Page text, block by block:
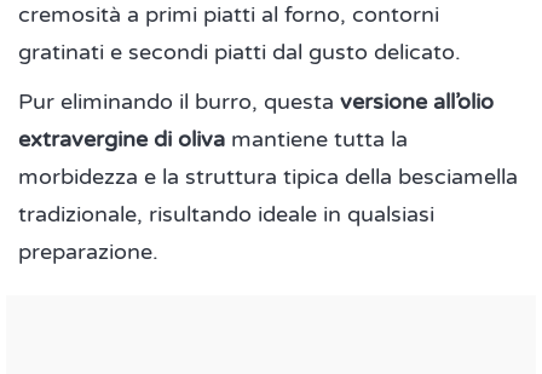
cremosità a primi piatti al forno, contorni
gratinati e secondi piatti dal gusto delicato.
Pur eliminando il burro, questa versione all’olio
extravergine di oliva mantiene tutta la
morbidezza e la struttura tipica della besciamella
tradizionale, risultando ideale in qualsiasi
preparazione.